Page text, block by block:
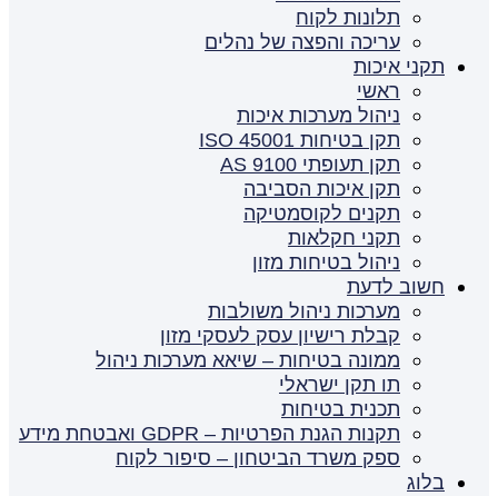
תלונות לקוח
עריכה והפצה של נהלים
תקני איכות
ראשי
ניהול מערכות איכות
תקן בטיחות ISO 45001
תקן תעופתי AS 9100
תקן איכות הסביבה
תקנים לקוסמטיקה
תקני חקלאות
ניהול בטיחות מזון
חשוב לדעת
מערכות ניהול משולבות
קבלת רישיון עסק לעסקי מזון
ממונה בטיחות – שיאא מערכות ניהול
תו תקן ישראלי
תכנית בטיחות
תקנות הגנת הפרטיות – GDPR ואבטחת מידע
ספק משרד הביטחון – סיפור לקוח
בלוג